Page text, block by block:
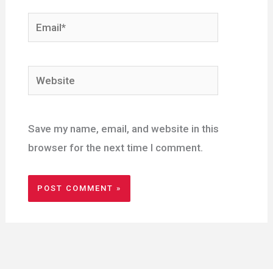
Email*
Website
Save my name, email, and website in this
browser for the next time I comment.